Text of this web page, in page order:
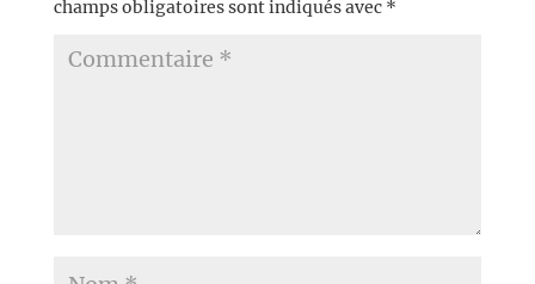
champs obligatoires sont indiqués avec *